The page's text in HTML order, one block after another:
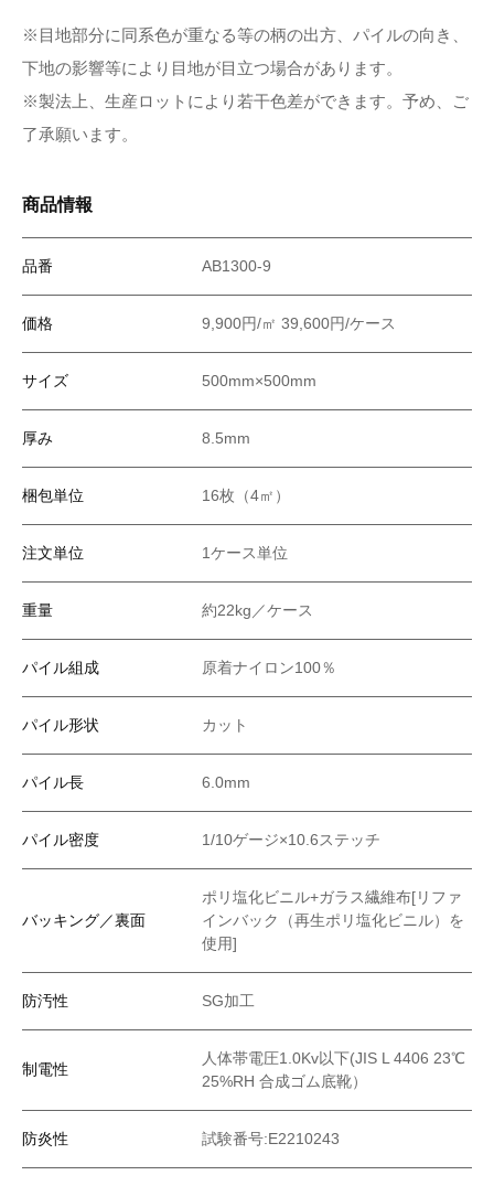
※目地部分に同系色が重なる等の柄の出方、パイルの向き、
下地の影響等により目地が目立つ場合があります。
※製法上、生産ロットにより若干色差ができます。予め、ご
了承願います。
商品情報
品番 AB1300-9
価格 9,900円/㎡ 39,600円/ケース
サイズ 500mm×500mm
厚み 8.5mm
梱包単位 16枚（4㎡）
注文単位 1ケース単位
重量 約22kg／ケース
パイル組成 原着ナイロン100％
パイル形状 カット
パイル長 6.0mm
パイル密度 1/10ゲージ×10.6ステッチ
バッキング／裏面
ポリ塩化ビニル+ガラス繊維布[リファ
インバック（再生ポリ塩化ビニル）を
使用]
防汚性 SG加工
制電性
人体帯電圧1.0Kv以下(JIS L 4406 23℃
25%RH 合成ゴム底靴）
防炎性 試験番号:E2210243